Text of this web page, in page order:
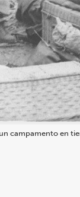
campamento en